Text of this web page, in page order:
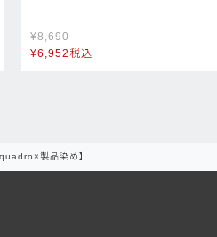
¥8,690
¥6,952税込
製品染め】